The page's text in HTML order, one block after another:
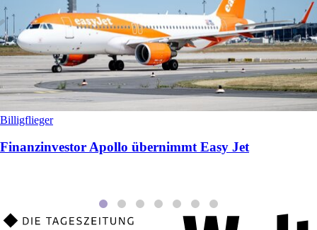
Billigflieger
Finanzinvestor Apollo übernimmt Easy Jet